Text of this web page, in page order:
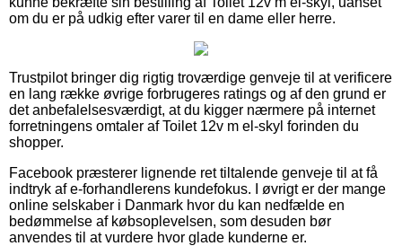
om du er på udkig efter varer til en dame eller herre.
Trustpilot bringer dig rigtig troværdige genveje til at verificere
en lang række øvrige forbrugeres ratings og af den grund er
det anbefalelsesværdigt, at du kigger nærmere på internet
forretningens omtaler af Toilet 12v m el-skyl forinden du
shopper.
Facebook præsterer lignende ret tiltalende genveje til at få
indtryk af e-forhandlerens kundefokus. I øvrigt er der mange
online selskaber i Danmark hvor du kan nedfælde en
bedømmelse af købsoplevelsen, som desuden bør
anvendes til at vurdere hvor glade kunderne er.